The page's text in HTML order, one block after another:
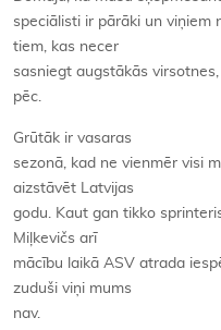
speciālisti ir pārāki un viņiem
tiem, kas necer
sasniegt augstākās
pēc.
Grūtāk ir vasaras
sezonā, kad ne vienmēr visi
aizstāvēt Latvijas
godu. Kaut gan tikko
Miļkevičs arī
mācību laikā ASV atrada
zuduši viņi mums
nav.